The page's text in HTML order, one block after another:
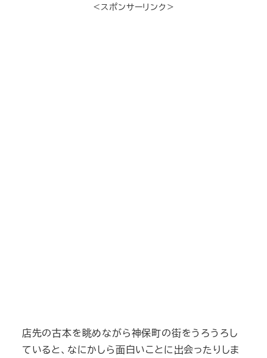
＜スポンサーリンク＞
店先の古本を眺めながら神保町の街をうろうろし
ていると、なにかしら面白いことに出会ったりしま